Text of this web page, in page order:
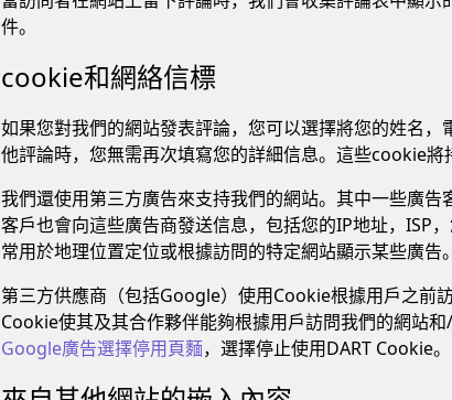
件。
cookie和網絡信標
如果您對我們的網站發表評論，您可以選擇將您的姓名
他評論時，您無需再次填寫您的詳細信息。這些cookie將
我們還使用第三方廣告來支持我們的網站。其中一些廣
客戶也會向這些廣告商發送信息，包括您的IP地址，ISP
常用於地理位置定位或根據訪問的特定網站顯示某些廣告。
第三方供應商（包括Google）使用Cookie根據用戶之前
Cookie使其及其合作夥伴能夠根據用戶訪問我們的網站
Google廣告選擇停用頁麵，選擇停止使用DART Cookie。